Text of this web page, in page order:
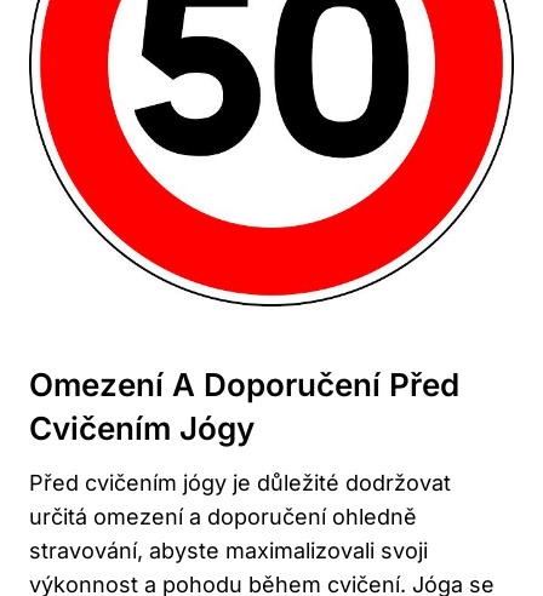
Omezení A Doporučení Před
Cvičením ⁢Jógy
Před cvičením jógy je důležité dodržovat
určitá omezení a doporučení ​ohledně
stravování, ⁢abyste maximalizovali svoji
výkonnost a pohodu během cvičení. Jóga se